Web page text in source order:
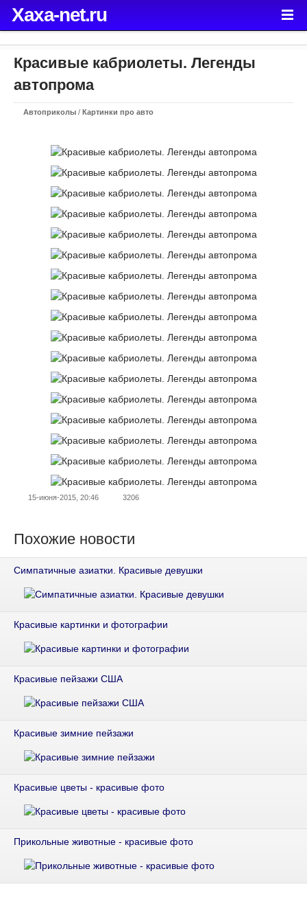
Xaxa-net.ru
Красивые кабриолеты. Легенды
автопрома
Автоприколы / Картинки про авто
15-июня-2015, 20:46 3206
Похожие новости
Симпатичные азиатки. Красивые девушки
Красивые картинки и фотографии
Красивые пейзажи США
Красивые зимние пейзажи
Красивые цветы - красивые фото
Прикольные животные - красивые фото